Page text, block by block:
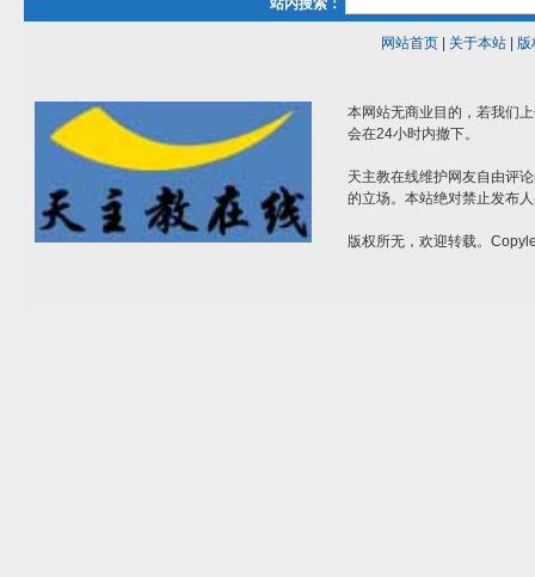
站内搜索：
网站首页| 关于本站| 版
本网站无商业目的，若我们
会在24小时内撤下。
天主教在线维护网友自由评
的立场。本站绝对禁止发布
版权所无，欢迎转载。